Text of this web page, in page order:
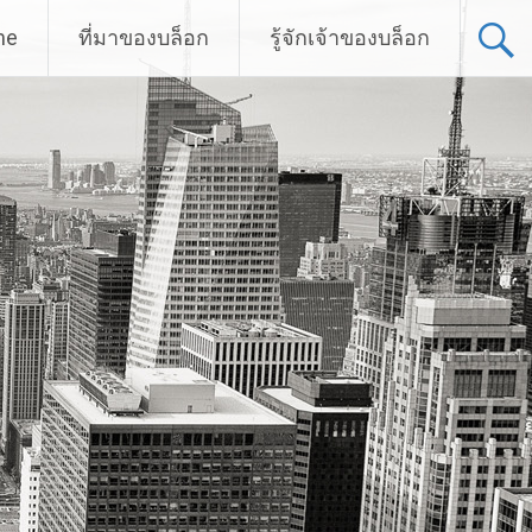
ที่มาของบล็อก รู้จักเจ้าของบล็อก